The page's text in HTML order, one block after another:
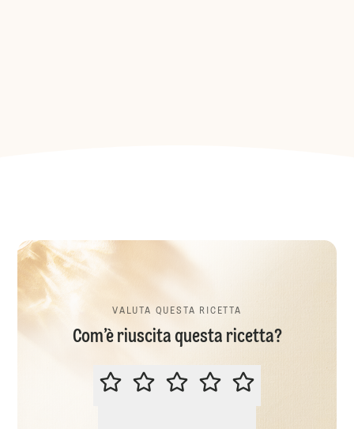
VALUTA QUESTA RICETTA
Com’è riuscita questa ricetta?
VALUTA QUESTA RICETTA